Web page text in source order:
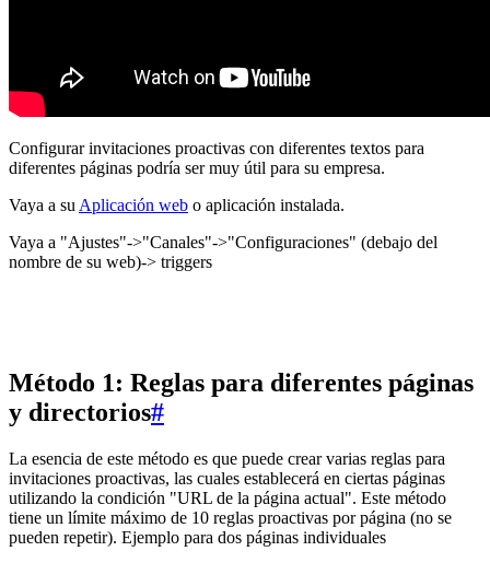
Configurar invitaciones proactivas con diferentes textos para
diferentes páginas podría ser muy útil para su empresa.
Vaya a su Aplicación web o aplicación instalada.
Vaya a "Ajustes"->"Canales"->"Configuraciones" (debajo del
nombre de su web)-> triggers
Método 1: Reglas para diferentes páginas
y directorios#
La esencia de este método es que puede crear varias reglas para
invitaciones proactivas, las cuales establecerá en ciertas páginas
utilizando la condición "URL de la página actual". Este método
tiene un límite máximo de 10 reglas proactivas por página (no se
pueden repetir). Ejemplo para dos páginas individuales